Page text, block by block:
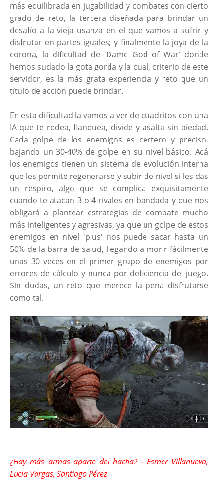
más equilibrada en jugabilidad y combates con cierto
grado de reto, la tercera diseñada para brindar un
desafío a la vieja usanza en el que vamos a sufrir y
disfrutar en partes iguales; y finalmente la joya de la
corona, la dificultad de 'Dame God of War' donde
hemos sudado la gota gorda y la cual, criterio de este
servidor, es la más grata experiencia y reto que un
título de acción puede brindar.
En esta dificultad la vamos a ver de cuadritos con una
IA que te rodea, flanquea, divide y asalta sin piedad.
Cada golpe de los enemigos es certero y preciso,
bajando un 30-40% de golpe en su nivel básico. Acá
los enemigos tienen un sistema de evolución interna
que les permite regenerarse y subir de nivel si les das
un respiro, algo que se complica exquisitamente
cuando te atacan 3 o 4 rivales en bandada y que nos
obligará a plantear estrategias de combate mucho
más inteligentes y agresivas, ya que un golpe de estos
enemigos en nivel 'plus' nos puede sacar hasta un
50% de la barra de salud, llegando a morir fácilmente
unas 30 veces en el primer grupo de enemigos por
errores de cálculo y nunca por deficiencia del juego.
Sin dudas, un reto que merece la pena disfrutarse
como tal.
¿Hay más armas aparte del hacha? - Esmer Villanueva,
Lucia Vargas, Santiago Pérez